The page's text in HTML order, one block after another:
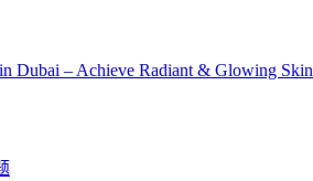
Dubai – Achieve Radiant & Glowing Skin